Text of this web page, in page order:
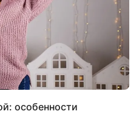
особенности